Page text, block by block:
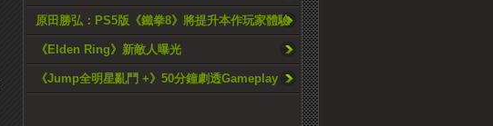
原田勝弘：PS5版《鐵拳8》將提升本作玩家體驗
《Elden Ring》新敵人曝光
《Jump全明星亂鬥 +》50分鐘劇透Gameplay